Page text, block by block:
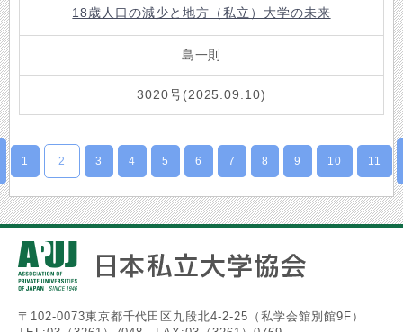
18歳人口の減少と地方（私立）大学の未来
島一則
3020号(2025.09.10)
1 2 3 4 5 6 7 8 9 10 11
〒102-0073東京都千代田区九段北4-2-25（私学会館別館9F）